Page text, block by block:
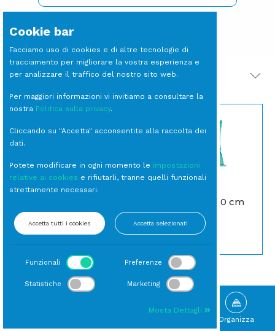
PRODOTTI CORRELATI
Bianco
Cuscini
CUSCINO 50x50 cm
Tiffany
Cuscini
Organizza
Cookie bar
Facciamo uso di cookies e di altre tecnologie di
tracciamento per migliorare la vostra esperienza e
per analizzare il traffico del nostro sito web.
Per maggiori informazioni vi invitiamo a consultare la
nostra Politica sulla privacy.
Cliccando su "Accetta" acconsentite alla raccolta dei
dati.
Potete modificare in ogni momento le impostazioni
relative ai cookies e rifiutarli, tranne quelli funzionali
strettamente necessari.
Accetta tutti i cookies Accetta selezionati
Funzionali Preferenze
Statistiche Marketing
Mosta Dettagli